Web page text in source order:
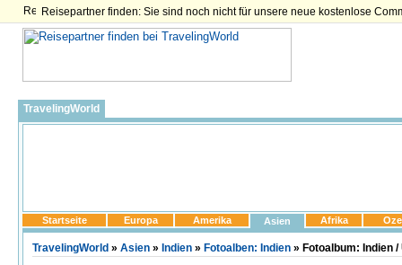
Reisepartner finden: Sie sind noch nicht für unsere neue kostenlose
TravelingWorld
Startseite Europa Amerika Asien Afrika
TravelingWorld » Asien » Indien » Fotoalben: Indien » Fotoalbum: Indien /